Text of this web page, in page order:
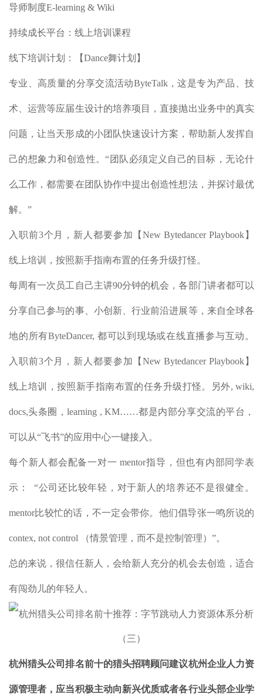
导师制度E-learning & Wiki
持续成长平台：线上培训课程
线下培训计划：【Dance舞计划】
专业、高质量的分享交流活动ByteTalk，这是专为产品、技
术、运营等应届生设计的培养项目，直接抛出业务中的真实
问题，让当天形成的小团队快速设计方案，帮助新人发挥自
己的想象力和创造性。“团队必须定义自己的目标，无论什
么工作，都需要在团队协作中提出创造性想法，并探讨最优
解。”
入职前3个月，新人都要参加【New Bytedancer Playbook】
线上培训，按照新手指南布置的任务升级打怪。
每周有一次员工自己主讲90分钟的机会，各部门讲者都可以
分享自己参与的事、小创新、行业前沿进展等，来自全球各
地的所有ByteDancer, 都可以到现场或在线直播参与互动。
入职前3个月，新人都要参加【New Bytedancer Playbook】
线上培训，按照新手指南布置的任务升级打怪。另外, wiki,
docs,头条圈，learning , KM……都是内部分享交流的平台，
可以从“飞书”的应用中心一键接入。
每个新人都会配备一对一 mentor指导，但也有内部同学表
示： “公司还比较年轻，对于新人的培养还不是很健全。
mentor比较忙的话，不一定会带你。他们倡导张一鸣所说的
contex, not control （情景管理，而不是控制管理）”。
总的来说，很信任新人，会给新人充分的机会去创造，适合
有闯劲儿的年轻人。
杭州猎头公司排名前十的猎头招聘顾问建议杭州企业人力资
源管理者，应当积极主动向新兴优质或者各行业头部企业学